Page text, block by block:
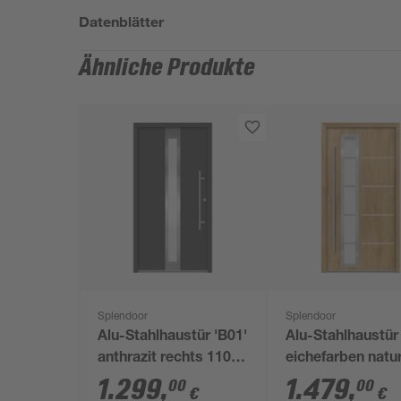
Datenblätter
Ähnliche Produkte
Splendoor
Alu-Stahlhaustür 'B01'
anthrazit rechts 110 x
210 cm
1.299,00 €
Splendoor
Alu-
eichefarben
links 100 x 210
1.479,00 €